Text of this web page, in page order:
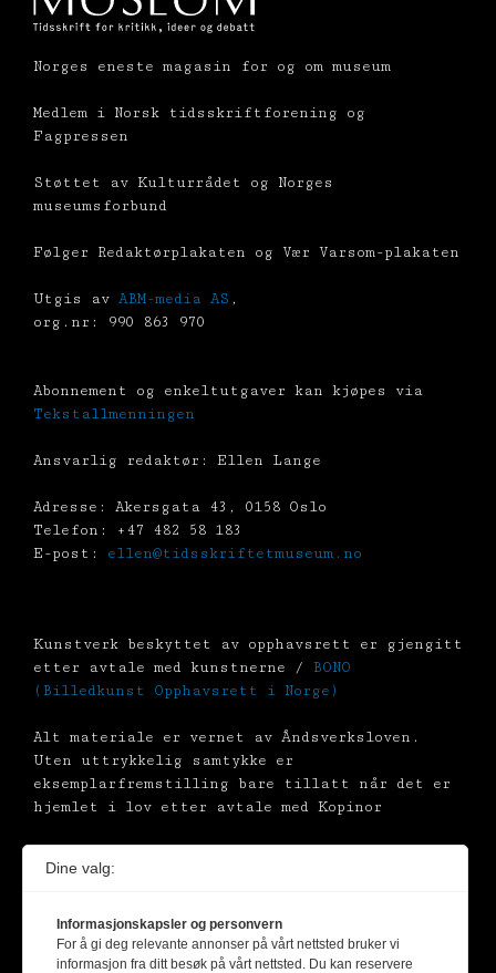
Norges eneste magasin for og om museum
Medlem i Norsk tidsskriftforening og
Fagpressen
Støttet av Kulturrådet og Norges
museumsforbund
Følger Redaktørplakaten og Vær Varsom-plakaten
Utgis av ABM-media AS ,
org.nr: 990 863 970
Abonnement og enkeltutgaver kan kjøpes via
Tekstallmenningen
Ansvarlig redaktør: Ellen Lange
Adresse: Akersgata 43, 0158 Oslo
Telefon: +47 482 58 183
E-post: ellen@tidsskriftetmuseum.no
Kunstverk beskyttet av opphavsrett er gjengitt
etter avtale med kunstnerne / BONO
(Billedkunst Opphavsrett i Norge)
Alt materiale er vernet av Åndsverksloven.
Uten uttrykkelig samtykke er
eksemplarfremstilling bare tillatt når det er
hjemlet i lov etter avtale med Kopinor
Dine valg:
Informasjonskapsler og personvern
For å gi deg relevante annonser på vårt nettsted bruker vi
informasjon fra ditt besøk på vårt nettsted. Du kan reservere